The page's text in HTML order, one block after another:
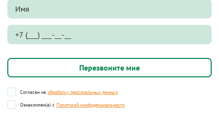
Согласен на обработку персональных данных
Ознакомлен(а) с Политикой конфиденциальности